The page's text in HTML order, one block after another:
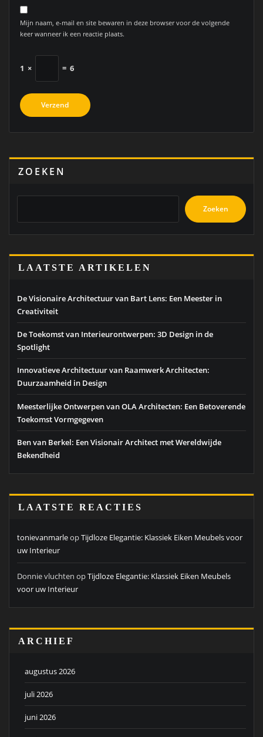
Mijn naam, e-mail en site bewaren in deze browser voor de volgende
keer wanneer ik een reactie plaats.
1 × = 6
ZOEKEN
Zoeken
LAATSTE ARTIKELEN
De Visionaire Architectuur van Bart Lens: Een Meester in
Creativiteit
De Toekomst van Interieurontwerpen: 3D Design in de
Spotlight
Innovatieve Architectuur van Raamwerk Architecten:
Duurzaamheid in Design
Meesterlijke Ontwerpen van OLA Architecten: Een Betoverende
Toekomst Vormgegeven
Ben van Berkel: Een Visionair Architect met Wereldwijde
Bekendheid
LAATSTE REACTIES
tonievanmarleopTijdloze Elegantie: Klassiek Eiken Meubels voor
uw Interieur
Donnie vluchten opTijdloze Elegantie: Klassiek Eiken Meubels
voor uw Interieur
ARCHIEF
augustus 2026
juli 2026
juni 2026